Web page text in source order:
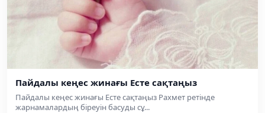
Пайдалы кеңес жинағы Есте сақтаңыз
Пайдалы кеңес жинағы Есте сақтаңыз Рахмет ретінде
жарнамалардың біреуін басуды сұ...